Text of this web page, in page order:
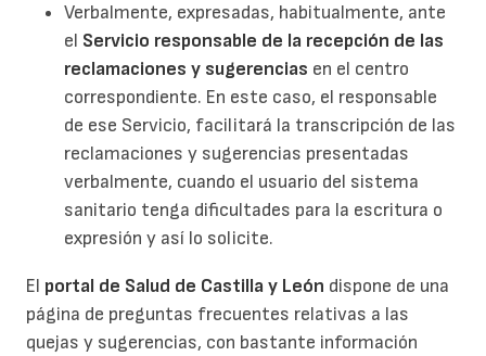
Verbalmente, expresadas, habitualmente, ante
el Servicio responsable de la recepción de las
reclamaciones y sugerencias en el centro
correspondiente. En este caso, el responsable
de ese Servicio, facilitará la transcripción de las
reclamaciones y sugerencias presentadas
verbalmente, cuando el usuario del sistema
sanitario tenga dificultades para la escritura o
expresión y así lo solicite.
El portal de Salud de Castilla y León dispone de una
página de preguntas frecuentes relativas a las
quejas y sugerencias, con bastante información